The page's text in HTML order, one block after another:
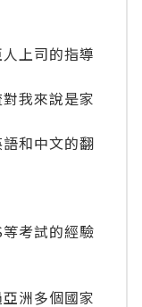
上司的指導
我來說是家
和中文的翻
考試的經驗
洲多個國家